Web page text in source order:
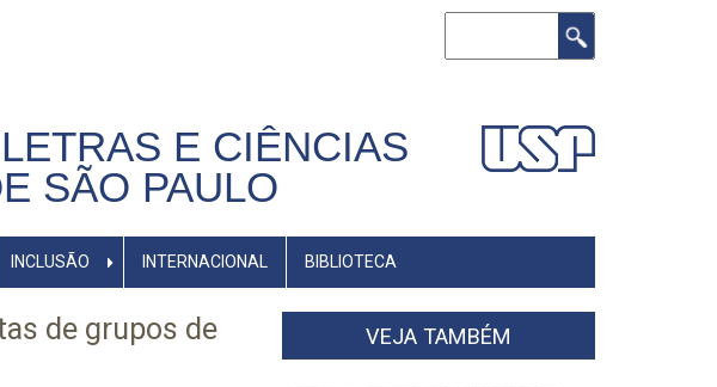
E CIÊNCIAS
SÃO PAULO
INCLUSÃO INTERNACIONAL BIBLIOTECA
de grupos de
VEJA TAMBÉM